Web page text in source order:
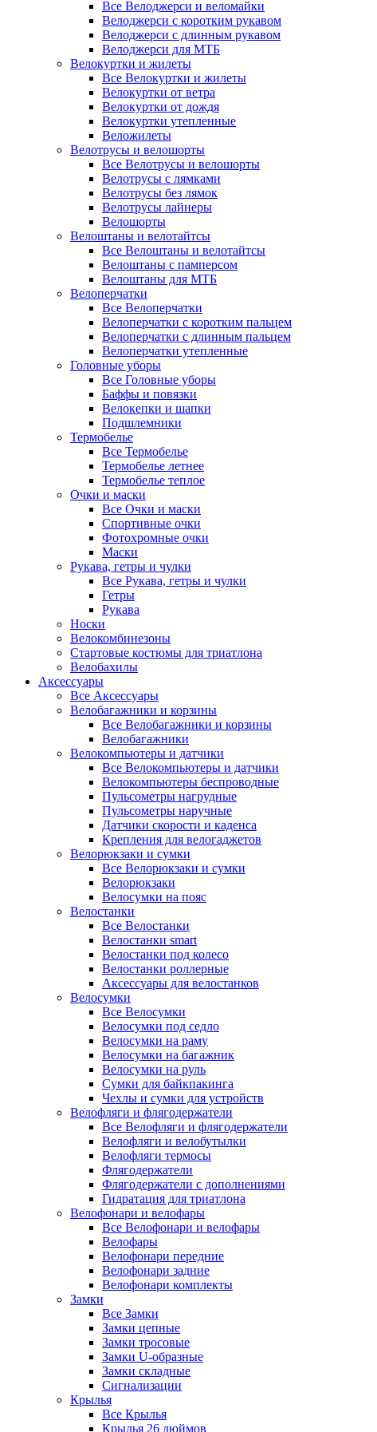
Все Велоджерси и веломайки
Велоджерси с коротким рукавом
Велоджерси с длинным рукавом
Велоджерси для МТБ
Велокуртки и жилеты
Все Велокуртки и жилеты
Велокуртки от ветра
Велокуртки от дождя
Велокуртки утепленные
Веложилеты
Велотрусы и велошорты
Все Велотрусы и велошорты
Велотрусы с лямками
Велотрусы без лямок
Велотрусы лайнеры
Велошорты
Велоштаны и велотайтсы
Все Велоштаны и велотайтсы
Велоштаны с памперсом
Велоштаны для МТБ
Велоперчатки
Все Велоперчатки
Велоперчатки с коротким пальцем
Велоперчатки с длинным пальцем
Велоперчатки утепленные
Головные уборы
Все Головные уборы
Баффы и повязки
Велокепки и шапки
Подшлемники
Термобелье
Все Термобелье
Термобелье летнее
Термобелье теплое
Очки и маски
Все Очки и маски
Спортивные очки
Фотохромные очки
Маски
Рукава, гетры и чулки
Все Рукава, гетры и чулки
Гетры
Рукава
Носки
Велокомбинезоны
Стартовые костюмы для триатлона
Велобахилы
Аксессуары
Все Аксессуары
Велобагажники и корзины
Все Велобагажники и корзины
Велобагажники
Велокомпьютеры и датчики
Все Велокомпьютеры и датчики
Велокомпьютеры беспроводные
Пульсометры нагрудные
Пульсометры наручные
Датчики скорости и каденса
Крепления для велогаджетов
Велорюкзаки и сумки
Все Велорюкзаки и сумки
Велорюкзаки
Велосумки на пояс
Велостанки
Все Велостанки
Велостанки smart
Велостанки под колесо
Велостанки роллерные
Аксессуары для велостанков
Велосумки
Все Велосумки
Велосумки под седло
Велосумки на раму
Велосумки на багажник
Велосумки на руль
Сумки для байкпакинга
Чехлы и сумки для устройств
Велофляги и флягодержатели
Все Велофляги и флягодержатели
Велофляги и велобутылки
Велофляги термосы
Флягодержатели
Флягодержатели с дополнениями
Гидратация для триатлона
Велофонари и велофары
Все Велофонари и велофары
Велофары
Велофонари передние
Велофонари задние
Велофонари комплекты
Замки
Все Замки
Замки цепные
Замки тросовые
Замки U-образные
Замки складные
Сигнализации
Крылья
Все Крылья
Крылья 26 дюймов